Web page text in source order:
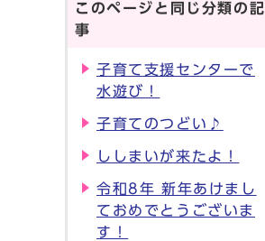
このページと同じ分類の記
事
子育て支援センターで
水遊び！
子育てのつどい♪
ししまいが来たよ！
令和8年 新年あけまし
ておめでとうございま
す！